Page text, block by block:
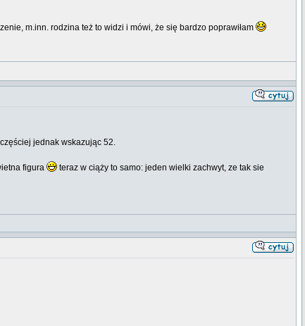
m.inn. rodzina też to widzi i mówi, że się bardzo poprawiłam
jednak wskazując 52.
figura
teraz w ciąży to samo: jeden wielki zachwyt, ze tak sie